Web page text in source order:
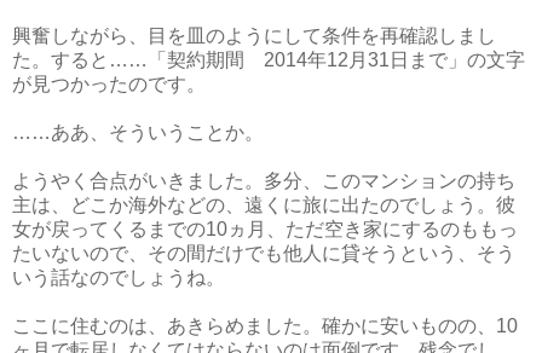
興奮しながら、目を皿のようにして条件を再確認しまし
た。すると……「契約期間 2014年12月31日まで」の文字
が見つかったのです。
……ああ、そういうことか。
ようやく合点がいきました。多分、このマンションの持ち
主は、どこか海外などの、遠くに旅に出たのでしょう。彼
女が戻ってくるまでの10ヵ月、ただ空き家にするのももっ
たいないので、その間だけでも他人に貸そうという、そう
いう話なのでしょうね。
ここに住むのは、あきらめました。確かに安いものの、10